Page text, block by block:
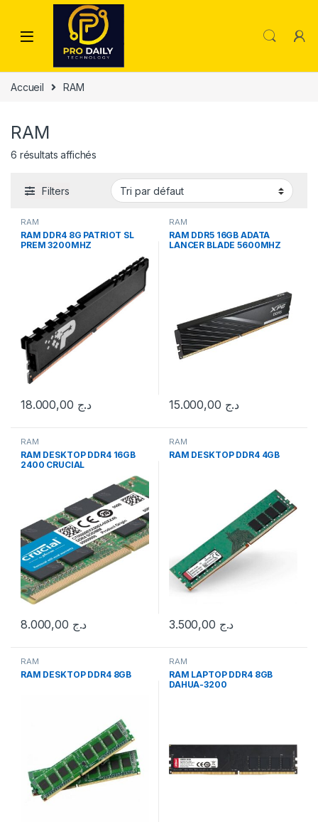
Skip to navigation
Skip to content
Accueil RAM
RAM
6 résultats affichés
Filters
RAM
RAM DDR4 8G PATRIOT SL
PREM 3200MHZ
د.ج
RAM
RAM DDR5 16GB ADATA
LANCER BLADE 5600MHZ
د.ج
RAM
RAM DESKTOP DDR4 16GB
2400 CRUCIAL
د.ج
RAM
RAM DESKTOP DDR4 4GB
د.ج
RAM
RAM DESKTOP DDR4 8GB
RAM
RAM LAPTOP DDR4 8GB
DAHUA-3200